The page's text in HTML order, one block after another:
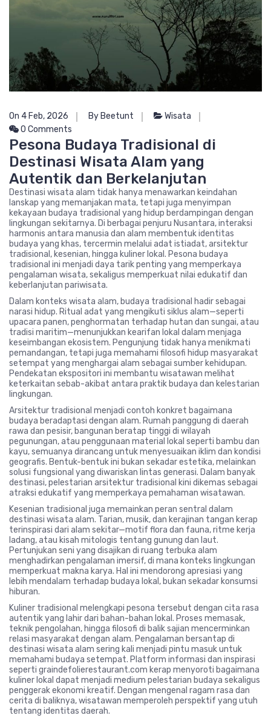
On 4 Feb, 2026 By Beetunt
Wisata
0 Comments
Pesona Budaya Tradisional di
Destinasi Wisata Alam yang
Autentik dan Berkelanjutan
Destinasi wisata alam tidak hanya menawarkan keindahan
lanskap yang memanjakan mata, tetapi juga menyimpan
kekayaan budaya tradisional yang hidup berdampingan dengan
lingkungan sekitarnya. Di berbagai penjuru Nusantara, interaksi
harmonis antara manusia dan alam membentuk identitas
budaya yang khas, tercermin melalui adat istiadat, arsitektur
tradisional, kesenian, hingga kuliner lokal. Pesona budaya
tradisional ini menjadi daya tarik penting yang memperkaya
pengalaman wisata, sekaligus memperkuat nilai edukatif dan
keberlanjutan pariwisata.
Dalam konteks wisata alam, budaya tradisional hadir sebagai
narasi hidup. Ritual adat yang mengikuti siklus alam—seperti
upacara panen, penghormatan terhadap hutan dan sungai, atau
tradisi maritim—menunjukkan kearifan lokal dalam menjaga
keseimbangan ekosistem. Pengunjung tidak hanya menikmati
pemandangan, tetapi juga memahami filosofi hidup masyarakat
setempat yang menghargai alam sebagai sumber kehidupan.
Pendekatan ekspositori ini membantu wisatawan melihat
keterkaitan sebab-akibat antara praktik budaya dan kelestarian
lingkungan.
Arsitektur tradisional menjadi contoh konkret bagaimana
budaya beradaptasi dengan alam. Rumah panggung di daerah
rawa dan pesisir, bangunan beratap tinggi di wilayah
pegunungan, atau penggunaan material lokal seperti bambu dan
kayu, semuanya dirancang untuk menyesuaikan iklim dan kondisi
geografis. Bentuk-bentuk ini bukan sekadar estetika, melainkan
solusi fungsional yang diwariskan lintas generasi. Dalam banyak
destinasi, pelestarian arsitektur tradisional kini dikemas sebagai
atraksi edukatif yang memperkaya pemahaman wisatawan.
Kesenian tradisional juga memainkan peran sentral dalam
destinasi wisata alam. Tarian, musik, dan kerajinan tangan kerap
terinspirasi dari alam sekitar—motif flora dan fauna, ritme kerja
ladang, atau kisah mitologis tentang gunung dan laut.
Pertunjukan seni yang disajikan di ruang terbuka alam
menghadirkan pengalaman imersif, di mana konteks lingkungan
memperkuat makna karya. Hal ini mendorong apresiasi yang
lebih mendalam terhadap budaya lokal, bukan sekadar konsumsi
hiburan.
Kuliner tradisional melengkapi pesona tersebut dengan cita rasa
autentik yang lahir dari bahan-bahan lokal. Proses memasak,
teknik pengolahan, hingga filosofi di balik sajian mencerminkan
relasi masyarakat dengan alam. Pengalaman bersantap di
destinasi wisata alam sering kali menjadi pintu masuk untuk
memahami budaya setempat. Platform informasi dan inspirasi
seperti graindefolierestaurant.com kerap menyoroti bagaimana
kuliner lokal dapat menjadi medium pelestarian budaya sekaligus
penggerak ekonomi kreatif. Dengan mengenal ragam rasa dan
cerita di baliknya, wisatawan memperoleh perspektif yang utuh
tentang identitas daerah.